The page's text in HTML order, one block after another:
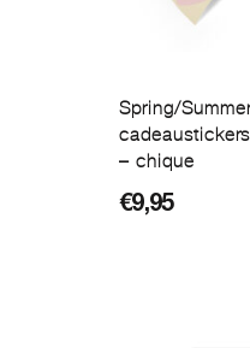
Spring/
– chique
€9,95